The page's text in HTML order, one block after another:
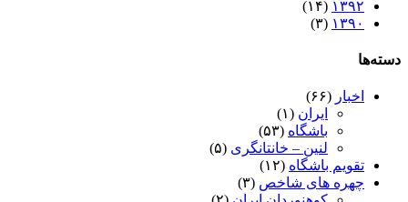
۱۳۹۲ (۱۴)
۱۳۹۰ (۳)
دسته‌ها
اخبار (۶۶)
ایران (۱)
باشگاه (۵۳)
لنین – خانتانگری (۵)
تقویم باشگاه (۱۲)
چهره های شاخص (۳)